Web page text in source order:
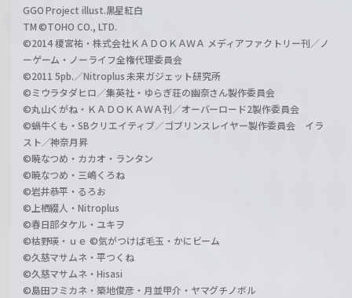
GGO Project illust.黒星紅白
TM ©TOHO CO., LTD.
©2014 榎宮祐・株式会社ＫＡＤＯＫＡＷＡ メディアファクトリー刊／ノ
ーゲーム・ノーライフ全権代理委員会
©2011 5pb.／Nitroplus 未来ガジェット研究所
©ミウラタダヒロ／集英社・ゆらぎ荘の幽奈さん製作委員会
©丸山くがね・ＫＡＤＯＫＡＷＡ刊／オーバーロード2製作委員会
©蝸牛くも・SBクリエイティブ／ゴブリンスレイヤー製作委員会 イラ
スト／神奈月昇
©暁なつめ・カカオ・ランタン
©暁なつめ・三嶋くろね
©岩井恭平・るろお
©上栖綴人・Nitroplus
©春日部タケル・ユキヲ
©枯野瑛・ｕｅ ©気がつけば毛玉・かにビーム
©久慈マサムネ・平つくね
©久慈マサムネ・Hisasi
©島田フミカネ・築地俊彦・月並甲介・ヤマグチノボル